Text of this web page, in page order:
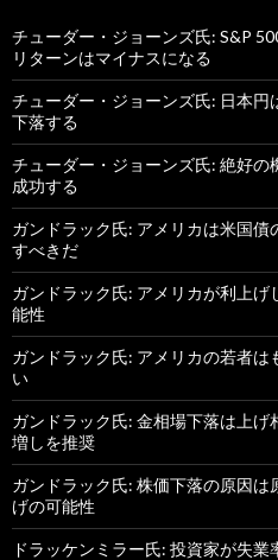
チューダー・ジョーンズ氏: S&P
リターンはマイナスになる
チューダー・ジョーンズ氏: 日本
下落する
チューダー・ジョーンズ氏: 絶好
成功する
ガンドラック氏: アメリカは米国債
すべきだ
ガンドラック氏: アメリカが利上
能性
ガンドラック氏: アメリカの若者
い
ガンドラック氏: 金相場下落は上
増しを推奨
ガンドラック氏: 株価下落の原因
げの可能性
ドラッケンミラー氏: 投資家が失